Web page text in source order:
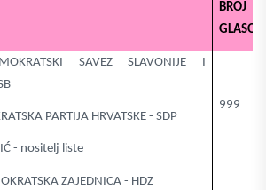
BROJ
SAVEZ SLAVONIJE I
999
PARTIJA HRVATSKE - SDP
- nositelj liste
ZAJEDNICA - HDZ